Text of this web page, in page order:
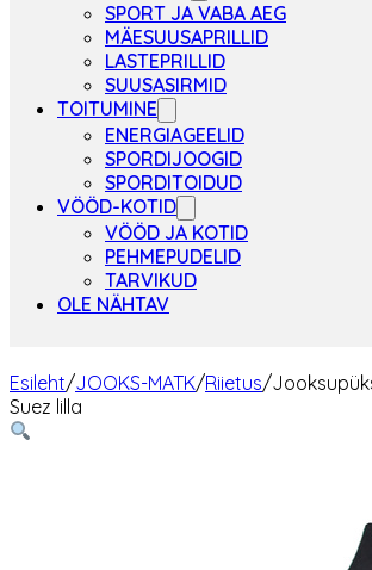
SPORT JA VABA AEG
MÄESUUSAPRILLID
LASTEPRILLID
SUUSASIRMID
TOITUMINE
ENERGIAGEELID
SPORDIJOOGID
SPORDITOIDUD
VÖÖD-KOTID
VÖÖD JA KOTID
PEHMEPUDELID
TARVIKUD
OLE NÄHTAV
Esileht/JOOKS-MATK/Riietus/
Suez lilla